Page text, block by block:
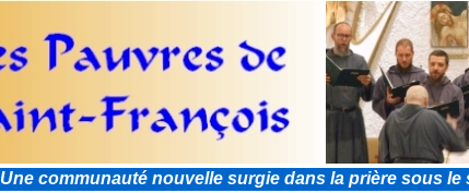
Une communauté nouvelle surgie dans la prière sous